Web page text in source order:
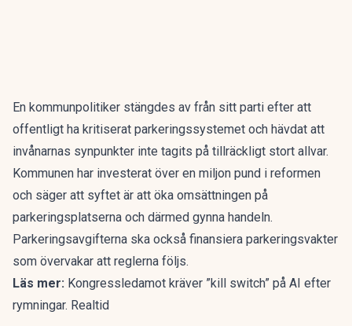
En kommunpolitiker stängdes av från sitt parti efter att
offentligt ha kritiserat parkeringssystemet och hävdat att
invånarnas synpunkter inte tagits på tillräckligt stort allvar.
Kommunen har investerat över en miljon pund i reformen
och säger att syftet är att öka omsättningen på
parkeringsplatserna och därmed gynna handeln.
Parkeringsavgifterna ska också finansiera parkeringsvakter
som övervakar att reglerna följs.
Läs mer: Kongressledamot kräver ”kill switch” på AI efter
rymningar. Realtid